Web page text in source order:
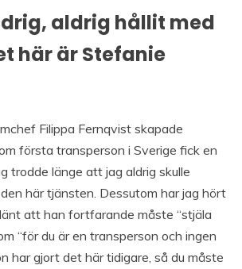
aldrig hållit med
här är Stefanie
Filippa Fernqvist skapade
första transperson i Sverige fick en
trodde länge att jag aldrig skulle
här tjänsten. Dessutom har jag hört
att han fortfarande måste “stjäla
“för du är en transperson och ingen
har gjort det här tidigare, så du måste